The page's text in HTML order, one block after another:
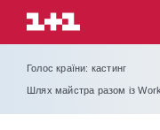
Голос країни: кастинг
Шлях майстра разом із